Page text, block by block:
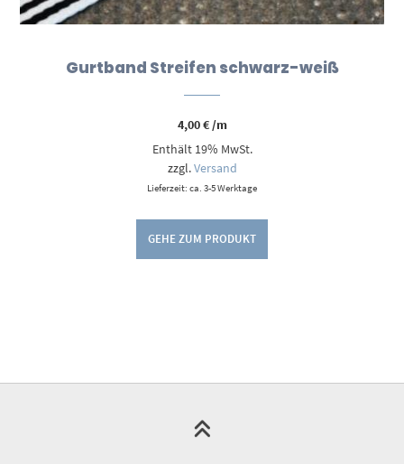
Gurtband Streifen schwarz-weiß
4,00€/m
Enthält 19% MwSt.
zzgl.Versand
Lieferzeit: ca. 3-5 Werktage
GEHE ZUM PRODUKT